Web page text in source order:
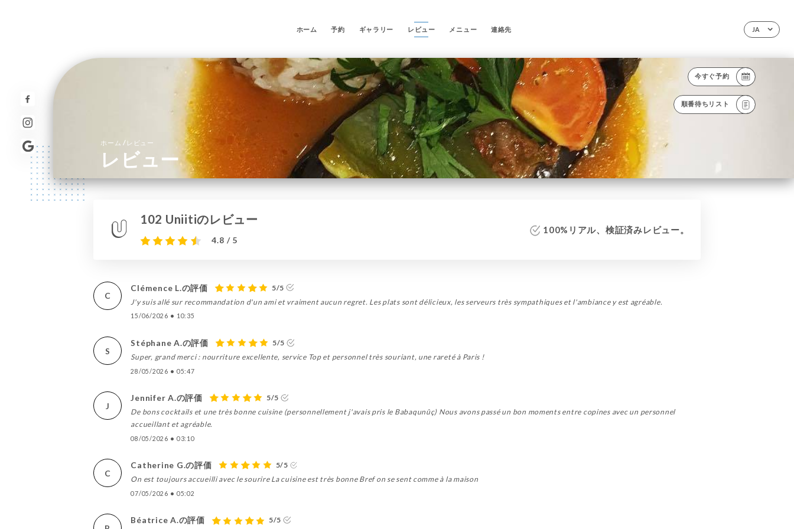
JA
ホーム 予約 ギャラリー レビュー メニュー 連絡先
今すぐ予約
順番待ちリスト
ホーム/ レビュー
レビュー
102 Uniitiのレビュー
4.8 / 5
100%リアル、検証済みレビュー。
C
Clémence L.の評価
5/5
J'y suis allé sur recommandation d'un ami et vraiment aucun regret. Les plats sont délicieux, les serveurs très sympathiques et l'ambiance y est agréable.
15/06/2026 • 10:35
S
Stéphane A.の評価
5/5
Super, grand merci : nourriture excellente, service Top et personnel très souriant, une rareté à Paris !
28/05/2026 • 05:47
J
Jennifer A.の評価
5/5
De bons cocktails et une très bonne cuisine (personnellement j'avais pris le Babaqunûç) Nous avons passé un bon moments entre copines avec un personnel
accueillant et agréable.
08/05/2026 • 03:10
C
Catherine G.の評価
5/5
On est toujours accueilli avec le sourire La cuisine est très bonne Bref on se sent comme à la maison
07/05/2026 • 05:02
Béatrice A.の評価
5/5